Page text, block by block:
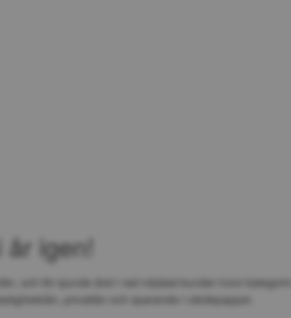
igen!
och för sjunde året i rad nöjdast kunder inom
privatlån och sparande i värdepapper.